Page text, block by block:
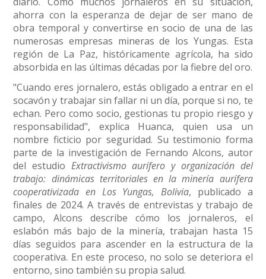
ahorra con la esperanza de dejar de ser mano de
obra temporal y convertirse en socio de una de las
numerosas empresas mineras de los Yungas. Esta
región de La Paz, históricamente agrícola, ha sido
absorbida en las últimas décadas por la fiebre del oro.
"Cuando eres jornalero, estás obligado a entrar en el
socavón y trabajar sin fallar ni un día, porque si no, te
echan. Pero como socio, gestionas tu propio riesgo y
responsabilidad", explica Huanca, quien usa un
nombre ficticio por seguridad. Su testimonio forma
parte de la investigación de Fernando Alcons, autor
del estudio Extractivismo aurífero y organización del
trabajo: dinámicas territoriales en la minería aurífera
cooperativizada en Los Yungas, Bolivia, publicado a
finales de 2024. A través de entrevistas y trabajo de
campo, Alcons describe cómo los jornaleros, el
eslabón más bajo de la minería, trabajan hasta 15
días seguidos para ascender en la estructura de la
cooperativa. En este proceso, no solo se deteriora el
entorno, sino también su propia salud.